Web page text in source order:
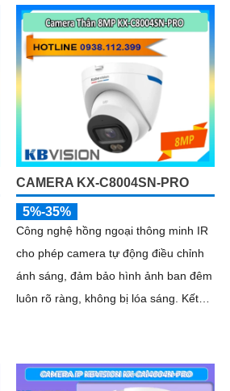
CAMERA KX-C8004SN-PRO
5%-35%
Công nghệ hồng ngoại thông minh IR
cho phép camera tự động điều chỉnh
ánh sáng, đảm bảo hình ảnh ban đêm
luôn rõ ràng, không bị lóa sáng. Kết
ảnh thu được luôn mượt mà, màu sắc